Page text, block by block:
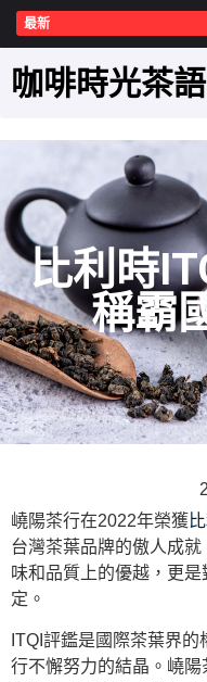
最新
咖啡時光茶語
比利時
稱霸
嶢陽茶行在2022年榮獲
台灣茶葉品牌的傲人成
味和品質上的優越，更
定。
ITQI評鑑是國際茶葉界
行不懈努力的結晶。嶢